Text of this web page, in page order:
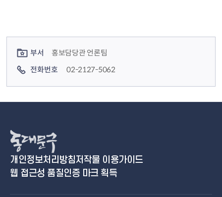
부서
홍보담당관 언론팀
전화번호
02-2127-5062
개인정보처리방침저작물 이용가이드
웹 접근성 품질인증 마크 획득